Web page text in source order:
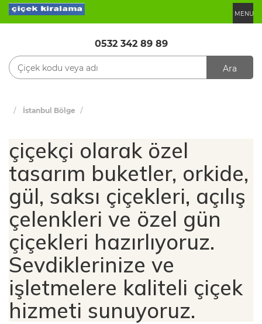
MENU
0532 342 89 89
Ara
İstanbul Bölge
çiçekçi olarak özel
tasarım buketler, orkide,
gül, saksı çiçekleri, açılış
çelenkleri ve özel gün
çiçekleri hazırlıyoruz.
Sevdiklerinize ve
işletmelere kaliteli çiçek
hizmeti sunuyoruz.